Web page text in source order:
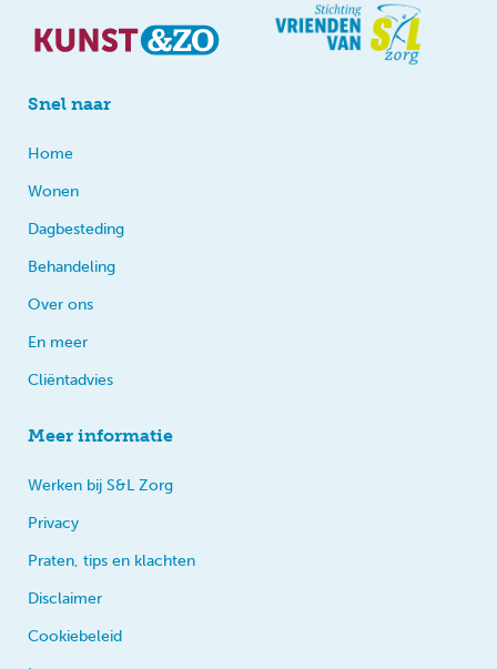
Snel naar
Home
Wonen
Dagbesteding
Behandeling
Over ons
En meer
Cliëntadvies
Meer informatie
Werken bij S&L Zorg
Privacy
Praten, tips en klachten
Disclaimer
Cookiebeleid